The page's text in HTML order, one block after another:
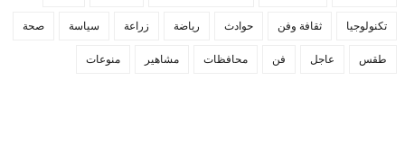
تكنولوجيا ثقافة وفن حوادث رياضة زراعة سياسة صحة
طقس عاجل فن محافظات مشاهير منوعات